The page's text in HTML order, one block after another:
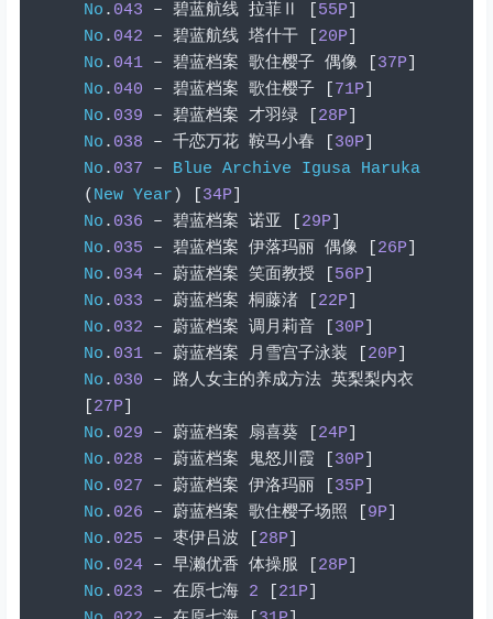
No . 043 – 碧蓝航线 拉菲Ⅱ 55P
No . 042 – 碧蓝航线 塔什干 20P
No . 041 – 碧蓝档案 歌住樱子 偶像 37P
No . 040 – 碧蓝档案 歌住樱子 71P
No . 039 – 碧蓝档案 才羽绿 28P
No . 038 – 千恋万花 鞍马小春 30P
No . 037 – Blue Archive Igusa
Haruka
( New Year ) 34P
No . 036 – 碧蓝档案 诺亚 29P
No . 035 – 碧蓝档案 伊落玛丽 偶像 26P
No . 034 – 蔚蓝档案 笑面教授 56P
No . 033 – 蔚蓝档案 桐藤渚 22P
No . 032 – 蔚蓝档案 调月莉音 30P
No . 031 – 蔚蓝档案 月雪宫子泳装 20P
No . 030 – 路人女主的养成方法 英梨梨内衣
27P
No . 029 – 蔚蓝档案 扇喜葵 24P
No . 028 – 蔚蓝档案 鬼怒川霞 30P
No . 027 – 蔚蓝档案 伊洛玛丽 35P
No . 026 – 蔚蓝档案 歌住樱子场照 9P
No . 025 – 枣伊吕波 28P
No . 024 – 早濑优香 体操服 28P
No . 023 – 在原七海 2 21P